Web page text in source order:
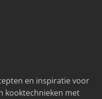
en inspiratie voor
kooktechnieken met